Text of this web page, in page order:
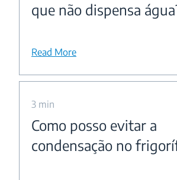
que não dispensa
Read More
3 min
Como posso evitar a
condensação no